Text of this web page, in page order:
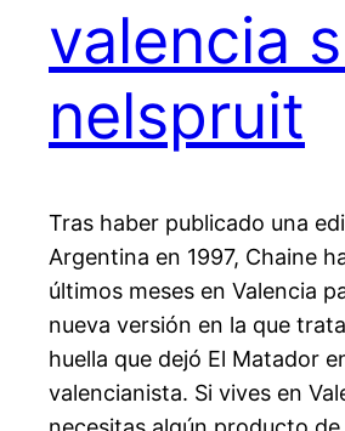
valencia
nelspruit
Tras haber publicado una
Argentina en 1997, Chaine
últimos meses en Valencia
nueva versión en la que
huella que dejó El Matador
valencianista. Si vives en